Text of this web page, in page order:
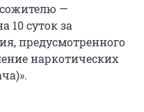
—
10 суток за
предусмотренного
наркотических